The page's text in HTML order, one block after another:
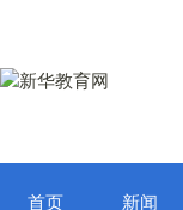
首页 新闻